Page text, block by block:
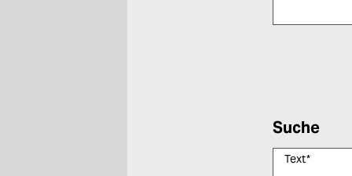
Suche
Text*